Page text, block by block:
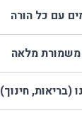
מלאה
(בריאות, חינוך)